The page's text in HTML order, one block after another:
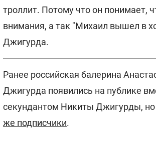
троллит. Потому что он понимает,
внимания, а так "Михаил вышел в
Джигурда.
Ранее российская балерина
Джигурда появились на публике
секундантом Никиты Джигурды, но
же подписчики.